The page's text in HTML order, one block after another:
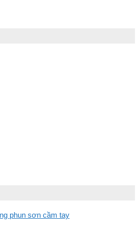
phun sơn cầm tay